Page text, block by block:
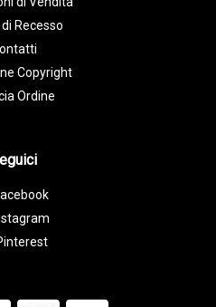
Recesso
Copyright
Ordine